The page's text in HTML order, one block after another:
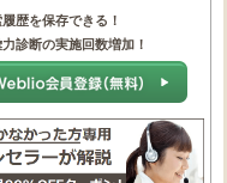
歴を保存できる！
診断の実施回数増加！